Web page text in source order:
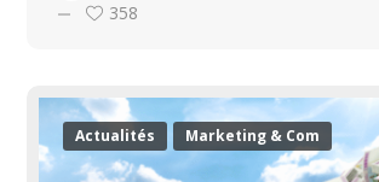
358
Actualités Marketing & Com